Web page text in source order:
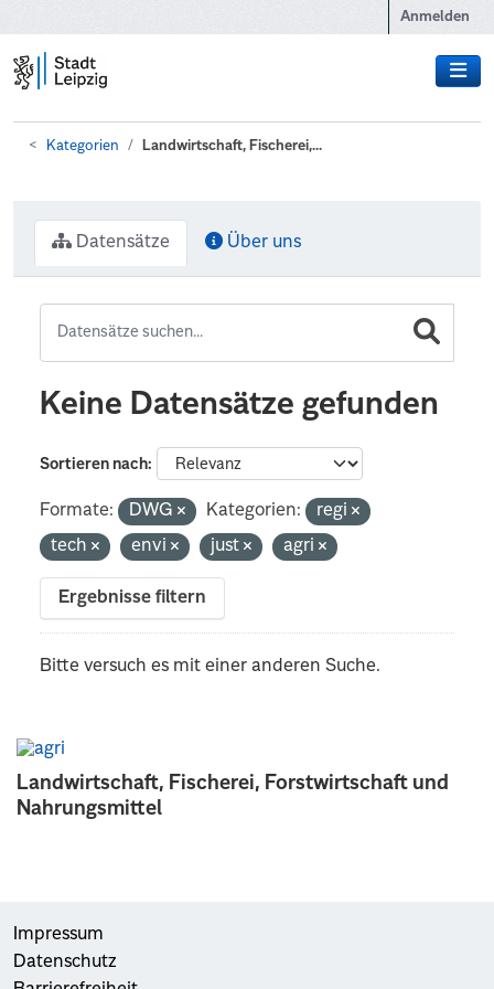
Anmelden
Kategorien Landwirtschaft, Fischerei,...
Landwirtschaft, Fischerei, Forstwirtschaft und
Nahrungsmittel
Datensätze Über uns
Keine Datensätze gefunden
Sortieren nach
Formate: DWG Kategorien:
regi
tech
envi just agri
Ergebnisse filtern
Bitte versuch es mit einer anderen Suche.
Impressum
Datenschutz